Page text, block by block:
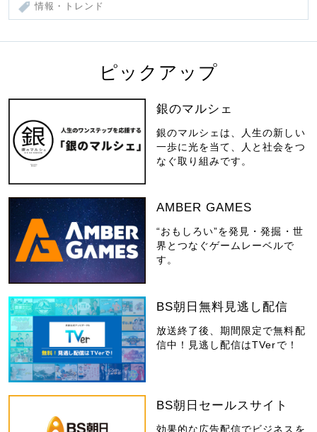
情報・トレンド
ピックアップ
銀のマルシェ
銀のマルシェは、人生の新しい
一歩に光を当て、人と社会をつ
なぐ取り組みです。
AMBER GAMES
“おもしろい”を発見・発掘・世
界とつなぐゲームレーベルで
す。
BS朝日無料見逃し配信
放送終了後、期間限定で無料配
信中！見逃し配信はTVerで！
BS朝日セールスサイト
効果的な広告配信でビジネスを